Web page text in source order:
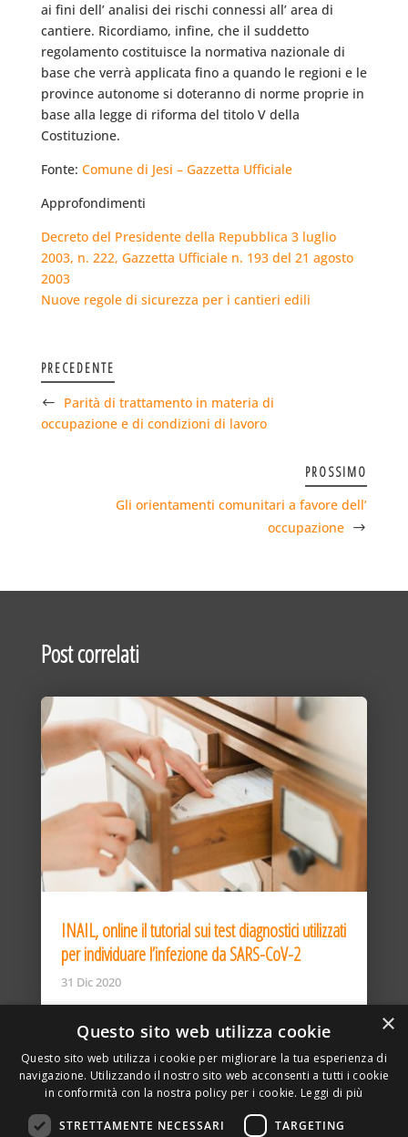
ai fini dell’ analisi dei rischi connessi all’ area di
cantiere. Ricordiamo, infine, che il suddetto
regolamento costituisce la normativa nazionale di
base che verrà applicata fino a quando le regioni e le
province autonome si doteranno di norme proprie in
base alla legge di riforma del titolo V della
Costituzione.
Fonte: Comune di Jesi – Gazzetta Ufficiale
Approfondimenti
Decreto del Presidente della Repubblica 3 luglio
2003, n. 222, Gazzetta Ufficiale n. 193 del 21 agosto
2003
Nuove regole di sicurezza per i cantieri edili
PRECEDENTE
Parità di trattamento in materia di
occupazione e di condizioni di lavoro
PROSSIMO
Gli orientamenti comunitari a favore dell’
occupazione
Post correlati
INAIL, online il tutorial sui test diagnostici utilizzati
per individuare l’infezione da SARS-CoV-2
31 Dic 2020
×
Questo sito web utilizza cookie
Questo sito web utilizza i cookie per migliorare la tua esperienza di
navigazione. Utilizzando il nostro sito web acconsenti a tutti i cookie
in conformità con la nostra policy per i cookie. Leggi di più
STRETTAMENTE NECESSARI TARGETING